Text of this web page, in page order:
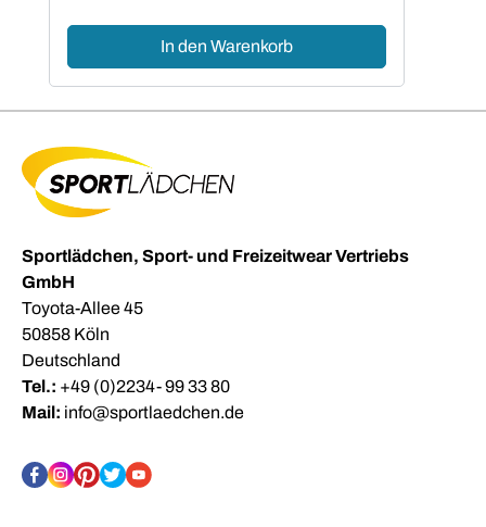
In den Warenkorb
Sportlädchen, Sport- und Freizeitwear Vertriebs
GmbH
Toyota-Allee 45
50858 Köln
Deutschland
Tel.: +49 (0)2234- 99 33 80
Mail: info@sportlaedchen.de